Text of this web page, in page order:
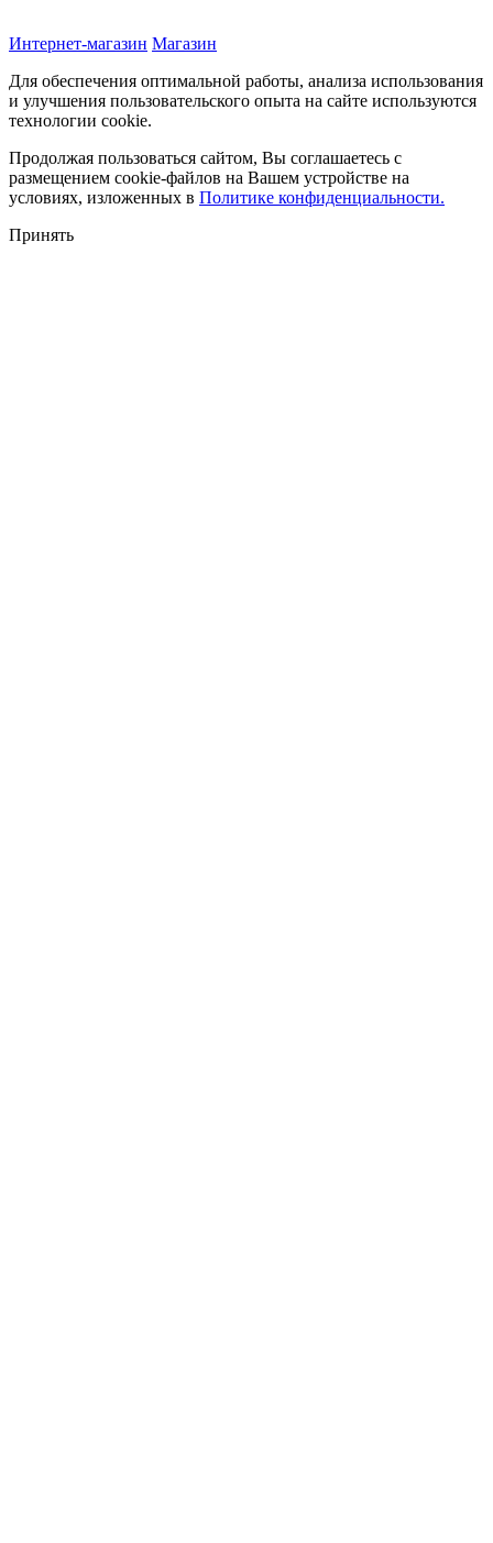
Интернет-магазин Магазин
Для обеспечения оптимальной работы, анализа использования
и улучшения пользовательского опыта на сайте используются
технологии cookie.
Продолжая пользоваться сайтом, Вы соглашаетесь с
размещением cookie-файлов на Вашем устройстве на
условиях, изложенных в Политике конфиденциальности.
Принять